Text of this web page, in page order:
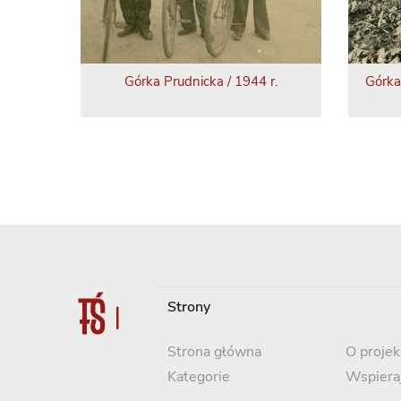
Górka Prudnicka / 1944 r.
Strony
Strona główna
Kategorie
O